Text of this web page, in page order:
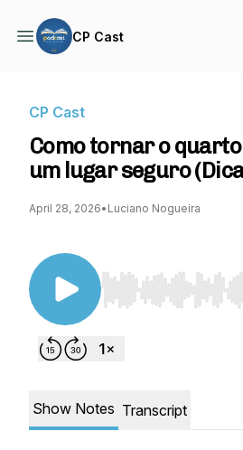
CP Cast
CP Cast
Como tornar o
um lugar seguro
April 28, 2026• Luciano Nogueira
Use Left/Right to
Show Notes Transcript